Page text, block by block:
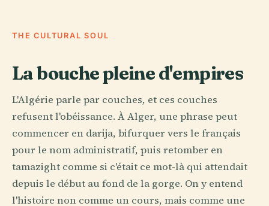
THE CULTURAL SOUL
La bouche pleine d'empires
L'Algérie parle par couches, et ces couches
refusent l'obéissance. À Alger, une phrase peut
commencer en darija, bifurquer vers le français
pour le nom administratif, puis retomber en
tamazight comme si c'était ce mot-là qui attendait
depuis le début au fond de la gorge. On y entend
l'histoire non comme un cours, mais comme une